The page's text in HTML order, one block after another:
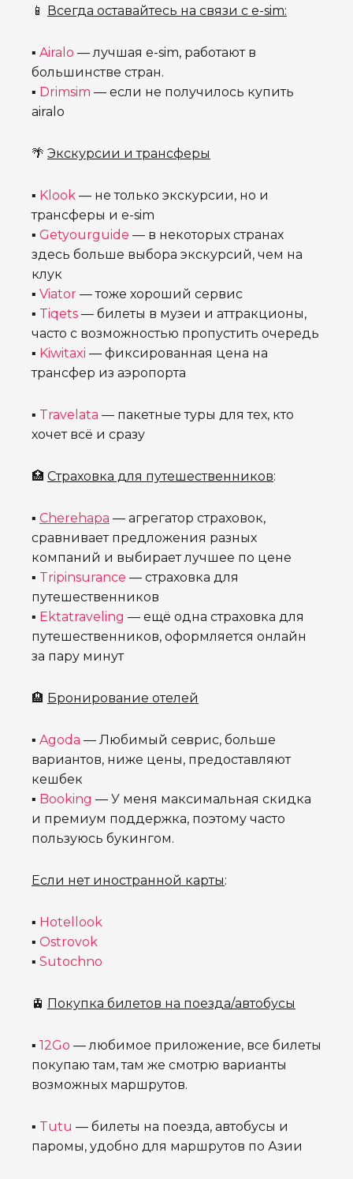
📱 Всегда оставайтесь на связи с e-sim:
▪ Airalo — лучшая e-sim, работают в
большинстве стран.
▪ Drimsim — если не получилось купить
airalo
🌴 Экскурсии и трансферы
▪ Klook — не только экскурсии, но и
трансферы и e-sim
▪ Getyourguide — в некоторых странах
здесь больше выбора экскурсий, чем на
клук
▪ Viator — тоже хороший сервис
▪ Tiqets — билеты в музеи и аттракционы,
часто с возможностью пропустить очередь
▪ Kiwitaxi — фиксированная цена на
трансфер из аэропорта
▪ Travelata — пакетные туры для тех, кто
хочет всё и сразу
🏥 Страховка для путешественников:
▪ Cherehapa — агрегатор страховок,
сравнивает предложения разных
компаний и выбирает лучшее по цене
▪ Tripinsurance — страховка для
путешественников
▪ Ektatraveling — ещё одна страховка для
путешественников, оформляется онлайн
за пару минут
🏨 Бронирование отелей
▪ Agoda — Любимый севрис, больше
вариантов, ниже цены, предоставляют
кешбек
▪ Booking — У меня максимальная скидка
и премиум поддержка, поэтому часто
пользуюсь букингом.
Если нет иностранной карты:
▪ Hotellook
▪ Ostrovok
▪ Sutochno
🚊 Покупка билетов на поезда/автобусы
▪ 12Go — любимое приложение, все билеты
покупаю там, там же смотрю варианты
возможных маршрутов.
▪ Tutu — билеты на поезда, автобусы и
паромы, удобно для маршрутов по Азии